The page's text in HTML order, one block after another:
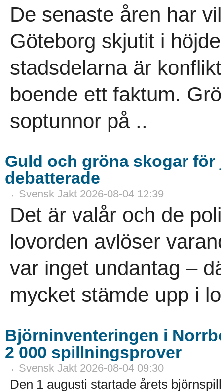
De senaste åren har
Göteborg skjutit i
stadsdelarna är
boende ett faktum.
soptunnor på ..
Guld och gröna skogar
debatterade
→ Svensk Jakt 2026-08-04 12:39
Det är valår och de
lovorden avlöser
var inget undantag –
mycket stämde upp i
Björninventeringen i
2 000 spillningsprover
→ Svensk Jakt 2026-08-04 09:30
Den 1 augusti startade årets